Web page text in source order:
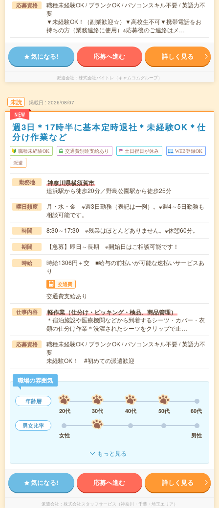
応募資格
職種未経験OK / ブランクOK / パソコンスキル不要 / 英語力不
要
▼未経験OK！（副業歓迎☆）▼高校生不可▼携帯電話をお
持ちの方（業務連絡に使用）※応募後のご連絡はメ…
気になる! 応募へ進む 詳しく見る
派遣会社 株式会社バイトレ（キャムコムグループ）
未読
NEW
掲載日 2026/08/07
週3日＊17時半に基本定時退社＊未経験OK＊仕
分け作業など
職種未経験OK 交通費別途支給あり 土日祝日が休み WEB登録OK
派遣
勤務地 神奈川県横須賀市
追浜駅から徒歩20分／野島公園駅から徒歩25分
曜日頻度
月・水・金 ※週3日勤務（表記は一例）。※週4～5日勤務も
相談可能です。
時間 8:30～17:30 ※残業はほとんどありません。※休憩60分。
期間 【急募】即日～長期 ※開始日はご相談可能です！
時給
時給1306円＋交 ■給与の前払いが可能な速払いサービスあ
り
交通費
交通費支給あり
仕事内容 軽作業（仕分け・ピッキング・検品、商品管理）
＊宿泊施設や医療機関などから到着するシーツ・カバー・衣
類の仕分け作業＊洗濯されたシーツをクリップで止…
応募資格
職種未経験OK / ブランクOK / パソコンスキル不要 / 英語力不
要
未経験OK！ #初めての派遣歓迎
職場の雰囲気
年齢層
20代
30代 40代 50代
60代
男女比率
女性
男性
もっと見る
気になる! 応募へ進む 詳しく見る
派遣会社 株式会社スタッフサービス（神奈川・千葉・埼玉エリア）